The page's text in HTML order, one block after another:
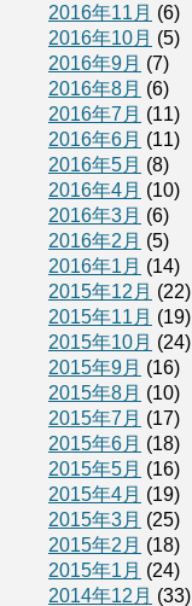
2016年11月 (6)
2016年10月 (5)
2016年9月 (7)
2016年8月 (6)
2016年7月 (11)
2016年6月 (11)
2016年5月 (8)
2016年4月 (10)
2016年3月 (6)
2016年2月 (5)
2016年1月 (14)
2015年12月 (22)
2015年11月 (19)
2015年10月 (24)
2015年9月 (16)
2015年8月 (10)
2015年7月 (17)
2015年6月 (18)
2015年5月 (16)
2015年4月 (19)
2015年3月 (25)
2015年2月 (18)
2015年1月 (24)
2014年12月 (33)